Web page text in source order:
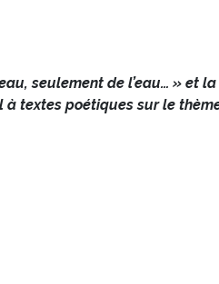
seulement de l’eau… » et
textes poétiques sur le